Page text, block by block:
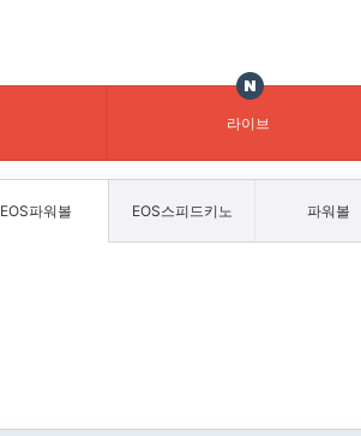
라이브
EOS파워볼 EOS스피드키노 파워볼